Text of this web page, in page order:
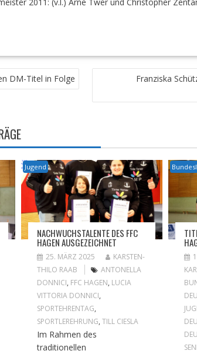
DM-Titel in Folge
Franziska
Jugend
NACHWUCHSTALENTE DES FFC
HAGEN AUSGEZEICHNET
25. MÄRZ 2025
KARSTEN-
THILO RAAB
ANTONELLA
DONNICI, FFC HAGEN, LUCIA
VITTORIA DONNICI,
SPORTEHRENTAG,
SPORTLEREHRUNG,TILL CIESLA
Im Rahmen des
traditionellen